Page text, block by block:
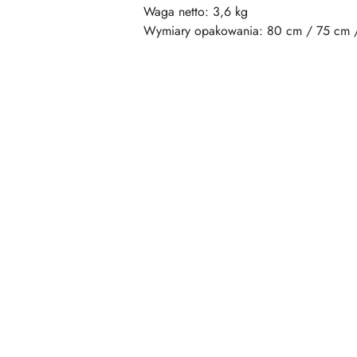
Waga netto: 3,6 kg
Wymiary opakowania: 80 cm / 75 cm